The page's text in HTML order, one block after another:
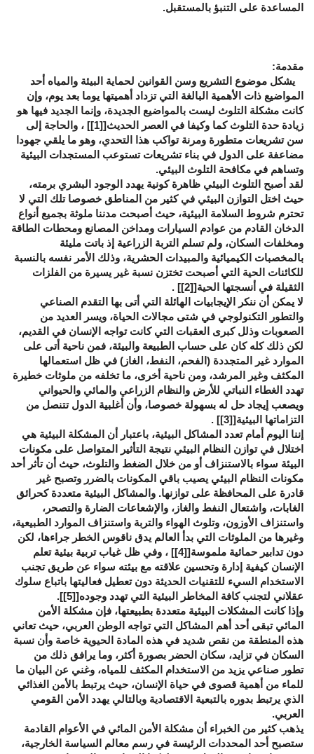
المساعدة على التنبؤ بالمستقبل.
مقدمة:
يشكل موضوع التشريع وسن القوانين لحماية البيئة والمياه أحد
المواضيع ذات الأهمية البالغة التي تزداد أهميتها يوما بعد يوم، وإن
كانت مشكلة التلوث ليست بالمواضيع الجديدة، وإنما الجديد فيها هو
زيادة حدة التلوث كما وكيفا في العصر الحديث[[1]] ، والحاجة إلى
سن تشريعات متطورة ومرنة تواكب هذا التحدي، وهو ما يلقي جهودا
مضاعفة على الدول في بناء تشريعات تستوعب المستجدات البيئية
وتساهم في مكافحة التلوث البيئي.
لقد أصبح التلوث البيئي ظاهرة كونية يهدد الوجود البشري برمته،
حيث اختل التوازن البيئي في كثير من المناطق خصوصا تلك التي لا
تحترم شروط السلامة البيئية، حيث أصبحت مدننا ملوثة بجميع أنواع
الدخان القادم من عوادم السيارات ومداخن المصانع ومحطات الطاقة
ومخلفات السكان، ولم تسلم التربة الزراعية إذ باتت مليئة
بالمخصبات الكيميائية والمبيدات الحشرية، وذلك الأمر نفسه بالنسبة
للكائنات الحية التي أصبحت تختزن نسبة غير يسيرة من الفلزات
الثقيلة في أنسجتها الحية[[2]
] .
لا يمكن أن ننكر الإيجابيات الهائلة التي أتى بها التقدم الصناعي
والتطور التكنولوجي في شتى مجالات الحياة، ويسر العديد من
الصعوبات وذلل كبرى العقبات التي كانت تواجه الإنسان في القديم،
لكن ذلك كله كان على حساب الطبيعة والبيئة، فمن ناحية أتى على
الموارد غير المتجددة (الفحم، النفط، الغاز) في ظل استعمالها
المكثف وغير المرشد، ومن ناحية أخرى، ما تخلفه من ملوثات خطيرة
تهدد الغطاء النباتي للأرض والنظام الزراعي والمائي والحيواني
ويصعب إيجاد حل له بسهولة خصوصا، وأن أغلبية الدول تتنصل من
التزاماتها البيئية[[3]
] .
إننا اليوم أمام تعدد المشاكل البيئية، باعتبار أن المشكلة البيئية هي
اختلال في توازن النظام البيئي نتيجة التأثير المتواصل على مكونات
البيئة سواء بالاستنزاف أو من خلال الضغط والتلوث، حيث أن تأثر أحد
مكونات النظام البيئي يصيب باقي المكونات بالضرر وتصبح غير
قادرة على المحافظة على توازنها. والمشاكل البيئية متعددة كحرائق
الغابات، واشتعال النفط والغاز، والإشعاعات الضارة والتصحر،
واستنزاف الأوزون، وتلوث الهواء والتربة واستنزاف الموارد الطبيعية،
وغيرها من الملوثات التي بدأ العالم يدق ناقوس الخطر جراءها، لكن
دون تدابير حمائية ملموسة[[4]] ، وفي ظل غياب تربية بيئية تعلم
الإنسان كيفية إدارة وتحسين علاقته مع بيئته سواء عن طريق تجنب
الاستخدام السيء للتقنيات الحديثة دون تعطيل فعاليتها باتباع سلوك
عقلاني لتجنب كافة المخاطر البيئية التي تهدد وجوده[[5]
].
وإذا كانت المشكلات البيئية متعددة بطبيعتها، فإن مشكلة الأمن
المائي تبقى أحد أهم المشاكل التي تواجه الوطن العربي، حيث تعاني
هذه المنطقة من نقص شديد في هذه المادة الحيوية خاصة وأن نسبة
السكان في تزايد، سكان الحضر بصورة أكثر، وما يرافق ذلك من
تطور صناعي يزيد من الاستخدام المكثف للمياه، وغني عن البيان ما
للماء من أهمية قصوى في حياة الإنسان، حيث يرتبط بالأمن الغذائي
الذي يرتبط بدوره بالتبعية الاقتصادية وبالتالي يهدد الأمن القومي
العربي.
يذهب كثير من الخبراء أن مشكلة الأمن المائي في الأعوام القادمة
ستصبح أحد المحددات الرئيسة في رسم معالم السياسة الخارجية،